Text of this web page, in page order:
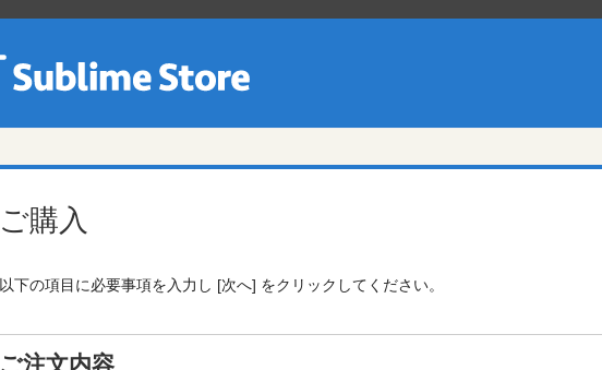
ご購入
以下の項目に必要事項を入力し [次へ] をクリックしてください。
ご注文内容